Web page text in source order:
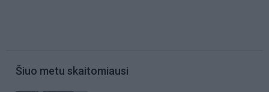
Šiuo metu skaitomiausi